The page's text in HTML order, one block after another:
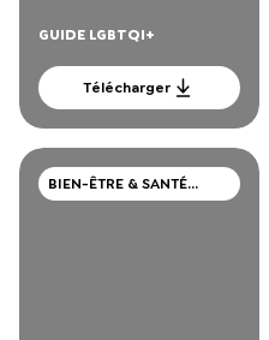
GUIDE LGBTQI+
Télécharger
BIEN-ÊTRE & SANTÉ
MENTALE